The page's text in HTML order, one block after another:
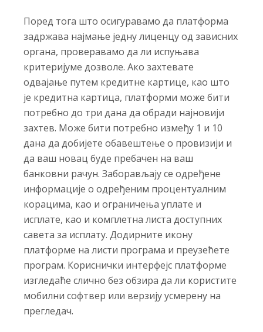
Поред тога што осигуравамо да платформа
задржава најмање једну лиценцу од зависних
органа, проверавамо да ли испуњава
критеријуме дозволе. Ако захтевате
одвајање путем кредитне картице, као што
је кредитна картица, платформи може бити
потребно до три дана да обради најновији
захтев. Може бити потребно између 1 и 10
дана да добијете обавештење о провизији и
да ваш новац буде пребачен на ваш
банковни рачун. Заборављају се одређене
информације о одређеним процентуалним
корацима, као и ограничења уплате и
исплате, као и комплетна листа доступних
савета за исплату. Додирните икону
платформе на листи програма и преузећете
програм. Кориснички интерфејс платформе
изгледаће слично без обзира да ли користите
мобилни софтвер или верзију усмерену на
прегледач.